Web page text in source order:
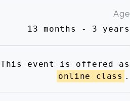
Age
13 months - 3 years
This event is offered as
online class .